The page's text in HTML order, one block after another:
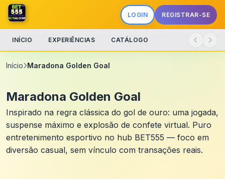
LOGIN REGISTRAR-SE
INÍCIO EXPERIÊNCIAS CATÁLOGO
Início Maradona Golden Goal
Maradona Golden Goal
Inspirado na regra clássica do gol de ouro: uma jogada,
suspense máximo e explosão de confete virtual. Puro
entretenimento esportivo no hub BET555 — foco em
diversão casual, sem vínculo com transações reais.